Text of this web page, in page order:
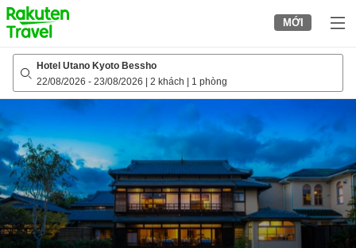
to
top
page
MỚI
Hotel Utano Kyoto Bessho
22/08/2026 - 23/08/2026 2 khách 1 phòng